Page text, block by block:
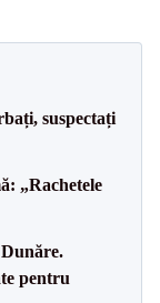
suspectați
„Rachetele
pentru